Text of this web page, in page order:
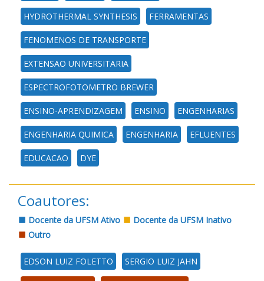
HYDROTHERMAL SYNTHESIS FERRAMENTAS
FENOMENOS DE TRANSPORTE
EXTENSAO UNIVERSITARIA
ESPECTROFOTOMETRO BREWER
ENSINO-APRENDIZAGEM ENSINO ENGENHARIAS
ENGENHARIA QUIMICA ENGENHARIA EFLUENTES
EDUCACAO DYE
Coautores:
Docente da UFSM Ativo
Docente da UFSM Inativo
Outro
EDSON LUIZ FOLETTO SERGIO LUIZ JAHN